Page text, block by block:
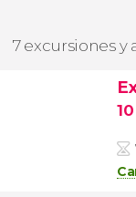
7 excursiones y
10